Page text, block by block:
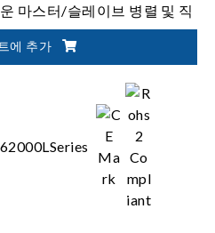
마스터/슬레이브 병렬 및 직
을 위한 소프트 패널
에 추가